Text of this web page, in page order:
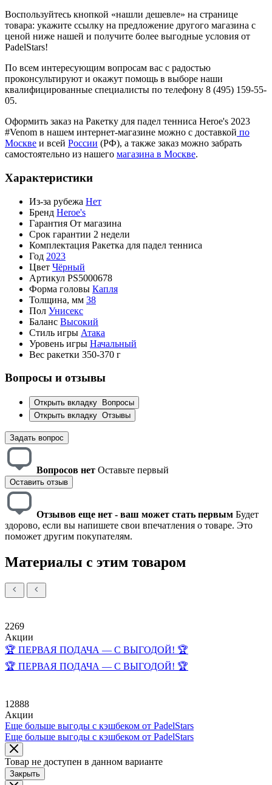
Воспользуйтесь кнопкой «нашли дешевле» на странице
товара: укажите ссылку на предложение другого магазина с
ценой ниже нашей и получите более выгодные условия от
PadelStars!
По всем интересующим вопросам вас с радостью
проконсультируют и окажут помощь в выборе наши
квалифицированные специалисты по телефону 8 (495) 159-55-
05.
Оформить заказ на Ракетку для падел тенниса Heroe's 2023
#Venom в нашем интернет-магазине можно с доставкой по
Москве и всей России (РФ), а также заказ можно забрать
самостоятельно из нашего магазина в Москве.
Характеристики
Из-за рубежа Нет
Бренд Heroe's
Гарантия От магазина
Срок гарантии 2 недели
Комплектация Ракетка для падел тенниса
Год 2023
Цвет Чёрный
Артикул PS5000678
Форма головы Капля
Толщина, мм 38
Пол Унисекс
Баланс Высокий
Стиль игры Атака
Уровень игры Начальный
Вес ракетки 350-370 г
Вопросы и отзывы
Открыть вкладку
Вопросы
Открыть вкладку Отзывы
Задать вопрос
Вопросов нет Оставьте первый
Оставить отзыв
Отзывов еще нет - ваш может стать первым Будет
здорово, если вы напишете свои впечатления о товаре. Это
поможет другим покупателям.
Материалы с этим товаром
2269
Акции
🏆 ПЕРВАЯ ПОДАЧА — С ВЫГОДОЙ! 🏆
🏆 ПЕРВАЯ ПОДАЧА — С ВЫГОДОЙ! 🏆
12888
Акции
Еще больше выгоды с кэшбеком от PadelStars
Еще больше выгоды с кэшбеком от PadelStars
Товар не доступен в данном варианте
Закрыть